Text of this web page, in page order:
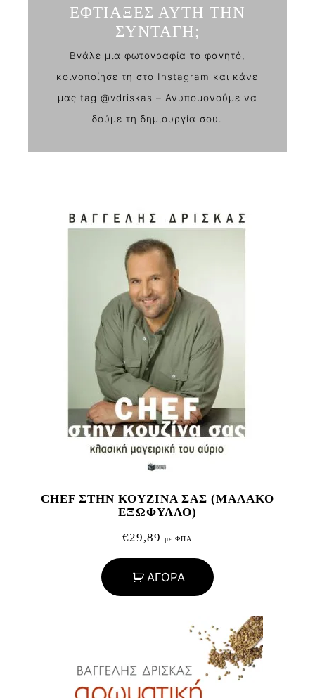
ΕΦΤΙΑΞΕΣ ΑΥΤΗ ΤΗΝ
ΣΥΝΤΑΓΗ;
Βγάλε μια φωτογραφία το φαγητό,
κοινοποίησε τη στο Instagram και κάνε
μας tag @vdriskas – Ανυπομονούμε να
δούμε τη δημιουργία σου.
CHEF ΣΤΗΝ ΚΟΥΖΙΝΑ ΣΑΣ (ΜΑΛΑΚΟ
ΕΞΩΦΥΛΛΟ)
€29,89 με ΦΠΑ
ΑΓΟΡΑ